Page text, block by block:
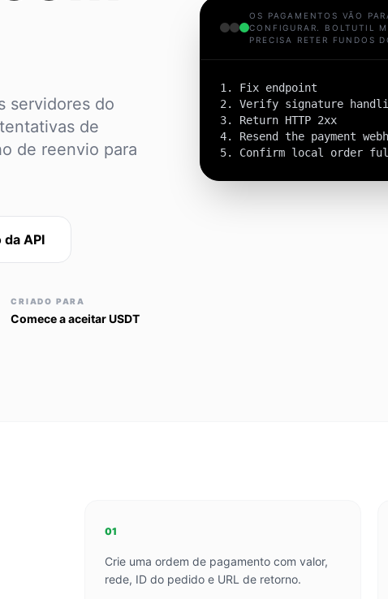
servidores do
de
de reenvio para
API
CRIADO PARA
Comece a aceitar USDT
OS PAGAMENTOS VÃO
CONFIGURAR. BOLTUTIL
PRECISA RETER FUNDOS
1. Fix endpoint
2. Verify signature
3. Return HTTP 2xx
4. Resend the payment
5. Confirm local order
01
Crie uma ordem de pagamento com valor,
rede, ID do pedido e URL de retorno.